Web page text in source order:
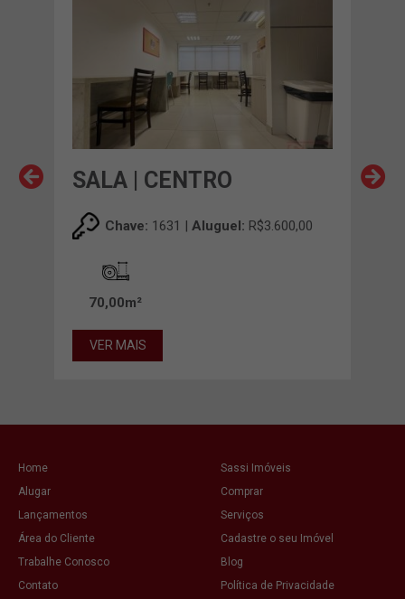
SALA | CENTRO
Chave: 1631 | Aluguel: R$3.600,00
70,00m²
VER MAIS
Home
Sassi Imóveis
Alugar
Comprar
Lançamentos
Serviços
Área do Cliente
Cadastre o seu Imóvel
Trabalhe Conosco
Blog
Contato
Política de Privacidade